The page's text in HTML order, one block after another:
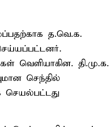
த.வெ.க.
வெளியாகின. தி.மு.க.
செந்தில்
செயல்பட்டது